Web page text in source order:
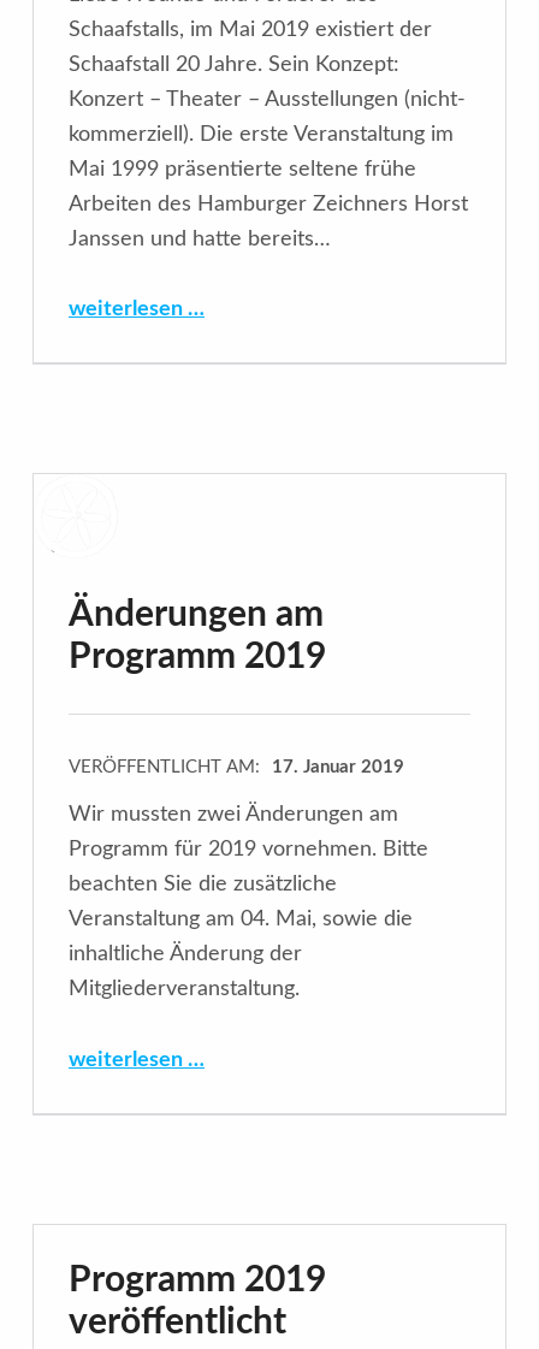
Schaafstalls, im Mai 2019 existiert der
Schaafstall 20 Jahre. Sein Konzept:
Konzert – Theater – Ausstellungen (nicht-
kommerziell). Die erste Veranstaltung im
Mai 1999 präsentierte seltene frühe
Arbeiten des Hamburger Zeichners Horst
Janssen und hatte bereits…
“20 Jahre Schaafstall – 1999 – 2019”
weiterlesen …
Änderungen am
Programm 2019
VERÖFFENTLICHT AM: 17. Januar 2019
Wir mussten zwei Änderungen am
Programm für 2019 vornehmen. Bitte
beachten Sie die zusätzliche
Veranstaltung am 04. Mai, sowie die
inhaltliche Änderung der
Mitgliederveranstaltung.
weiterlesen …
Programm 2019
veröffentlicht